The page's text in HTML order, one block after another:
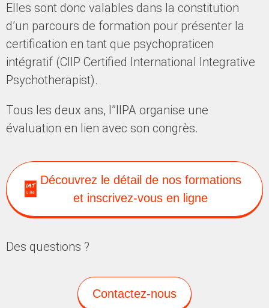
Elles sont donc valables dans la constitution
d’un parcours de formation pour présenter la
certification en tant que psychopraticen
intégratif (CIIP Certified International Integrative
Psychotherapist).
Tous les deux ans, l’’IIPA organise une
évaluation en lien avec son congrès.
Découvrez le détail de nos formations
et inscrivez-vous en ligne
Des questions ?
Contactez-nous